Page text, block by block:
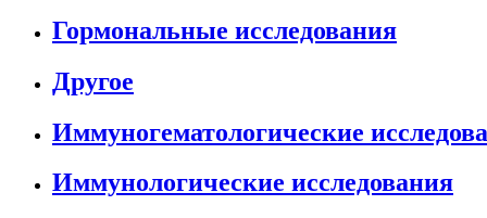
Гормональные исследования
Другое
Иммуногематологические
Иммунологические исследования